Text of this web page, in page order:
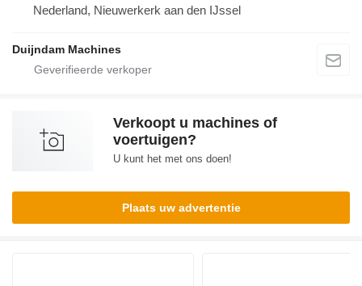
Nederland, Nieuwerkerk aan den IJssel
Duijndam Machines
Verkoopt u machines of
voertuigen?
U kunt het met ons doen!
Plaats uw advertentie